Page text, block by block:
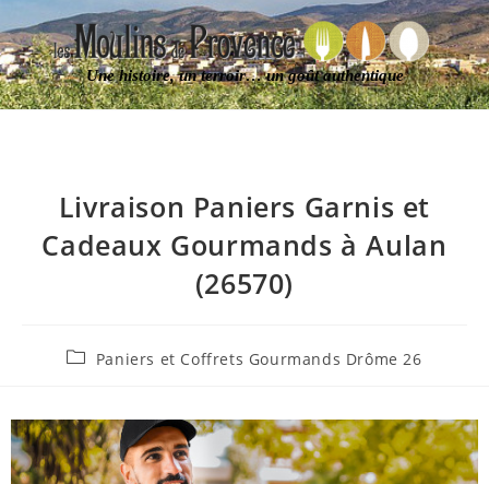
Une histoire, un terroir… un goût authentique
Livraison Paniers Garnis et
Cadeaux Gourmands à Aulan
(26570)
Paniers et Coffrets Gourmands Drôme 26